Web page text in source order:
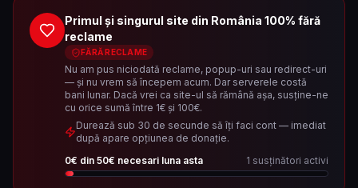
Primul și singurul site din România 100% fără
reclame
FĂRĂ RECLAME
Nu am pus niciodată reclame, popup-uri sau redirect-uri
— și nu vrem să începem acum. Dar serverele costă
bani lunar. Dacă vrei ca site-ul să rămână așa, susține-ne
cu orice sumă între 1€ și 100€.
Durează sub 30 de secunde să îți faci cont — imediat
după apare opțiunea de donație.
0€ din 50€ necesari luna asta 1 susținători activi